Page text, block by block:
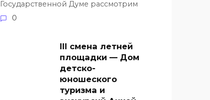
Государственной Думе рассмотрим
0
III смена летней
площадки — Дом
детско-
юношеского
туризма и